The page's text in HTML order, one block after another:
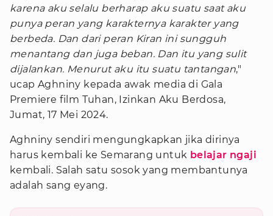
karena aku selalu berharap aku suatu saat aku
punya peran yang karakternya karakter yang
berbeda. Dan dari peran Kiran ini sungguh
menantang dan juga beban. Dan itu yang sulit
dijalankan. Menurut aku itu suatu tantangan,"
ucap Aghniny kepada awak media di Gala
Premiere film Tuhan, Izinkan Aku Berdosa,
Jumat, 17 Mei 2024.
Aghniny sendiri mengungkapkan jika dirinya
harus kembali ke Semarang untuk belajar ngaji
kembali. Salah satu sosok yang membantunya
adalah sang eyang.